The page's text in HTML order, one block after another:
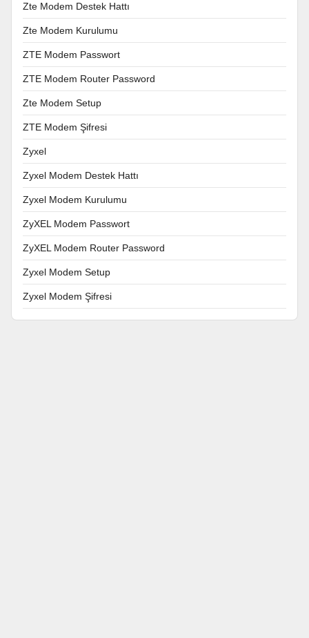
Zte Modem Destek Hattı
Zte Modem Kurulumu
ZTE Modem Passwort
ZTE Modem Router Password
Zte Modem Setup
ZTE Modem Şifresi
Zyxel
Zyxel Modem Destek Hattı
Zyxel Modem Kurulumu
ZyXEL Modem Passwort
ZyXEL Modem Router Password
Zyxel Modem Setup
Zyxel Modem Şifresi